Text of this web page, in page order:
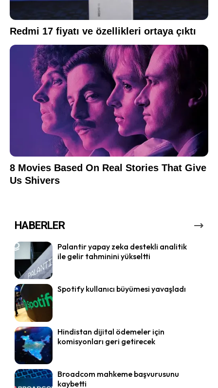
HABERLER
Palantir yapay zeka destekli analitik
ile gelir tahminini yükseltti
Spotify kullanıcı büyümesi yavaşladı
Hindistan dijital ödemeler için
komisyonları geri getirecek
Broadcom mahkeme başvurusunu
kaybetti